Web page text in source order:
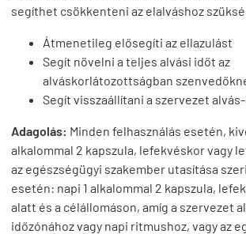
segíthet csökkenteni az elalváshoz
Átmenetileg elősegíti az ellazulást
Segít növelni a teljes alvási időt az
alváskorlátozottságban
Segít visszaállítani a szervezet
Adagolás: Minden felhasználás esetén,
alkalommal 2 kapszula, lefekvéskor vagy
az egészségügyi szakember utasítása
esetén: napi 1 alkalommal 2 kapszula,
alatt és a célállomáson, amíg a szervezet
időzónához vagy napi ritmushoz, vagy az